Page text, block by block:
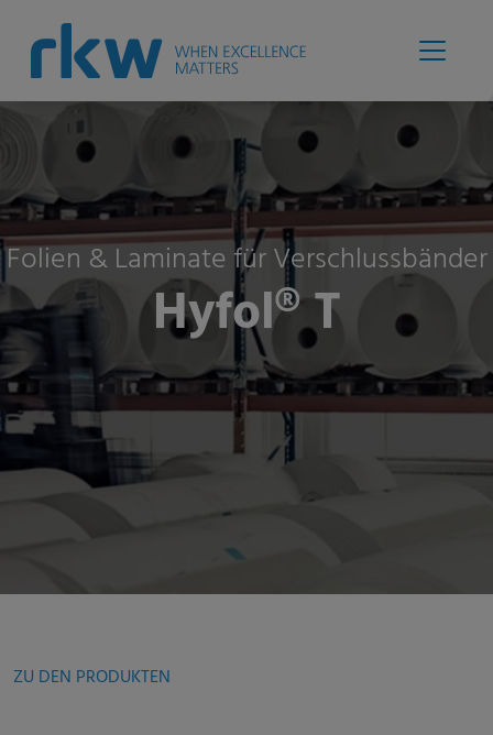
Folien & Laminate für Verschlussbänder
Hyfol® T
ZU DEN PRODUKTEN